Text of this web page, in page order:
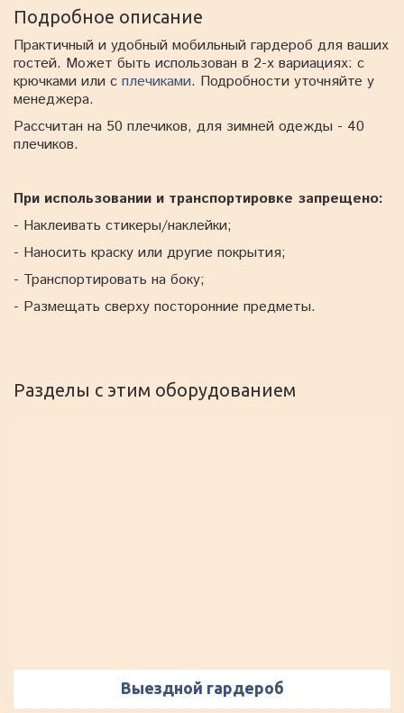
Подробное описание
Практичный и удобный мобильный гардероб для ваших
гостей. Может быть использован в 2-х вариациях: с
крючками или с плечиками. Подробности уточняйте у
менеджера.
Рассчитан на 50 плечиков, для зимней одежды - 40
плечиков.
При использовании и транспортировке запрещено:
- Наклеивать стикеры/наклейки;
- Наносить краску или другие покрытия;
- Транспортировать на боку;
- Размещать сверху посторонние предметы.
Разделы с этим оборудованием
Выездной гардероб